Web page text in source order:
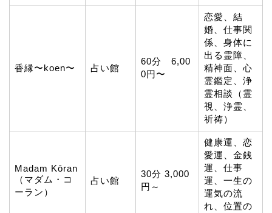
香縁〜koen〜 占い館
60分 6,00
0円〜
恋愛、結
婚、仕事関
係、身体に
出る霊障、
精神面、心
霊鑑定、浄
霊相談（霊
視、浄霊、
祈祷）
Madam Kōran
（マダム・コ
ーラン）
占い館
30分 3,000
円～
健康運、恋
愛運、金銭
運、仕事
運、一生の
運気の流
れ、位置の